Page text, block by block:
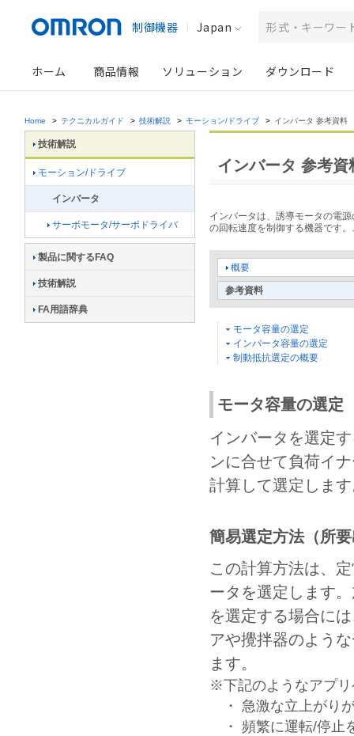
制御機器 Japan
ホーム 商品情報 ソリューション ダウンロード
Home > テクニカルガイド > 技術解説 > モーション/ドライブ > インバータ 参考資料
技術解説
モーション/ドライブ
インバータ
サーボモータ/サーボドライバ
製品に関するFAQ
技術解説
FA用語辞典
インバータ 参考資
インバータは、誘導モータの電
の回転速度を制御する機器です
概要
参考資料
モータ容量の選定
インバータ容量の選定
制動抵抗選定の概要
モータ容量の選定
インバータを選定
ンに合せて負荷イ
計算して選定しま
簡易選定方法（所
この計算方法は、
ータを選定します
を選定する場合に
アや攪拌器のよう
ます。
※下記のようなアプ
・ 急激な立上がり
・ 頻繁に運転/停止